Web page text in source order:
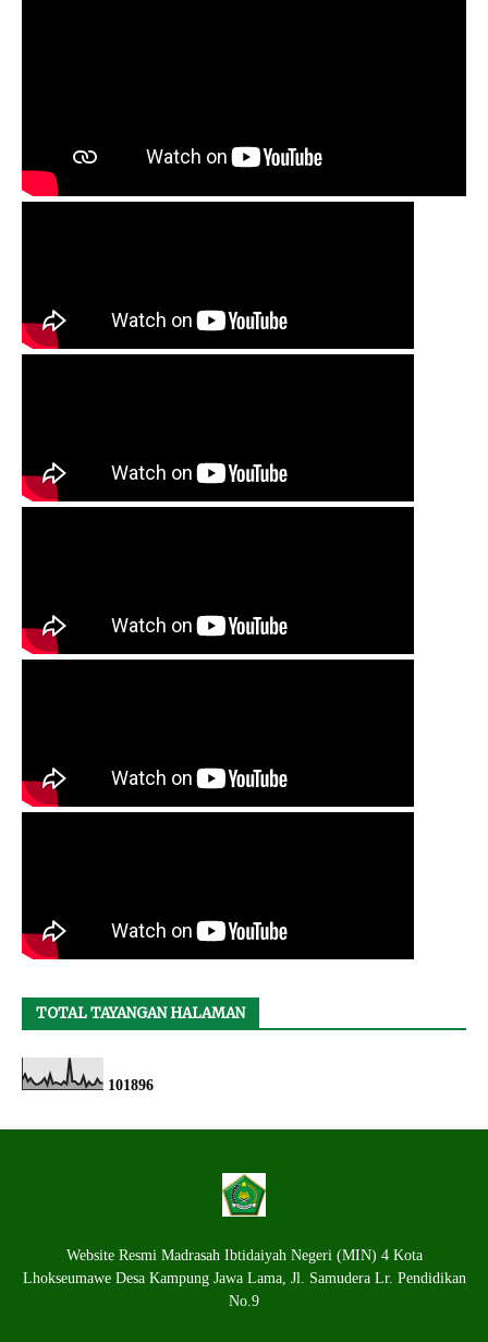
TOTAL TAYANGAN HALAMAN
101896
Website Resmi Madrasah Ibtidaiyah Negeri (MIN) 4 Kota
Lhokseumawe Desa Kampung Jawa Lama, Jl. Samudera Lr. Pendidikan
No.9